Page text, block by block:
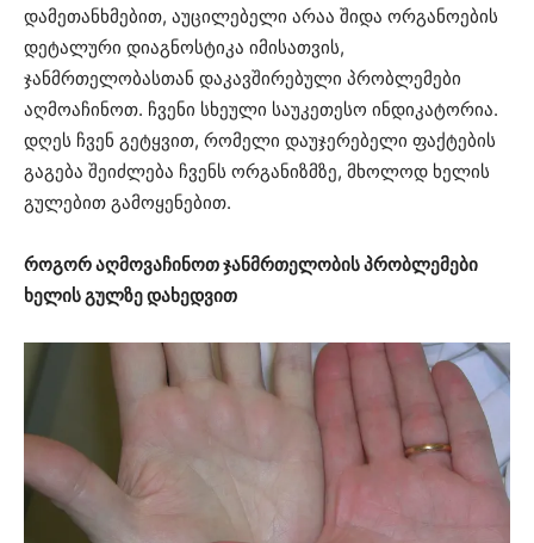
დამეთანხმებით, აუცილებელი არაა შიდა ორგანოების
დეტალური დიაგნოსტიკა იმისათვის,
ჯანმრთელობასთან დაკავშირებული პრობლემები
აღმოაჩინოთ. ჩვენი სხეული საუკეთესო ინდიკატორია.
დღეს ჩვენ გეტყვით, რომელი დაუჯერებელი ფაქტების
გაგება შეიძლება ჩვენს ორგანიზმზე, მხოლოდ ხელის
გულებით გამოყენებით.
როგორ აღმოვაჩინოთ ჯანმრთელობის პრობლემები
ხელის გულზე დახედვით